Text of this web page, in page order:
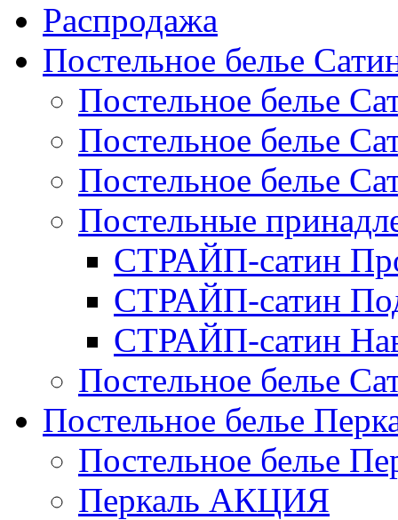
Распродажа
Постельное белье
Постельное белье
Постельное белье
Постельное белье
Постельные
СТРАЙП-сатин
СТРАЙП-сатин
СТРАЙП-сатин
Постельное белье
Постельное белье
Постельное белье
Перкаль АКЦИЯ